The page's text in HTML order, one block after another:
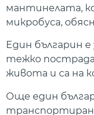
мантинелата,
микробуса,
Един българин
тежко
живота и са на
Още един
транспортиран